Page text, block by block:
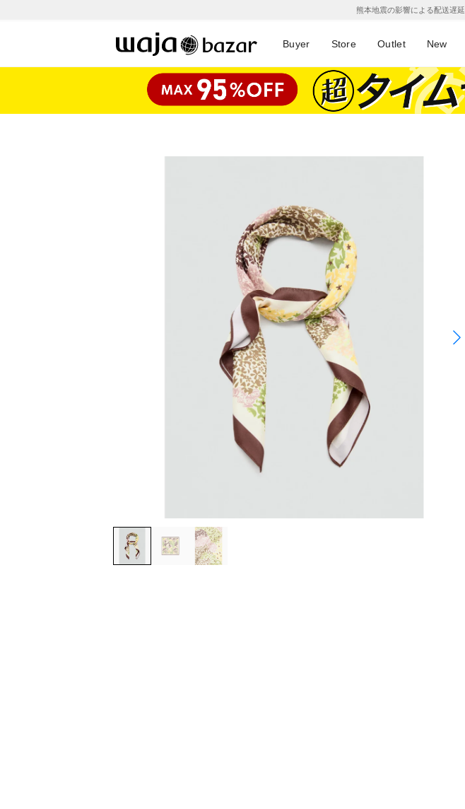
熊本地震の影響による配送遅延
Buyer Store Outlet New